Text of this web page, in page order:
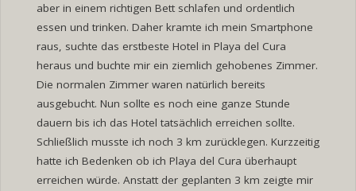
aber in einem richtigen Bett schlafen und ordentlich
essen und trinken. Daher kramte ich mein Smartphone
raus, suchte das erstbeste Hotel in Playa del Cura
heraus und buchte mir ein ziemlich gehobenes Zimmer.
Die normalen Zimmer waren natürlich bereits
ausgebucht. Nun sollte es noch eine ganze Stunde
dauern bis ich das Hotel tatsächlich erreichen sollte.
Schließlich musste ich noch 3 km zurücklegen. Kurzzeitig
hatte ich Bedenken ob ich Playa del Cura überhaupt
erreichen würde. Anstatt der geplanten 3 km zeigte mir